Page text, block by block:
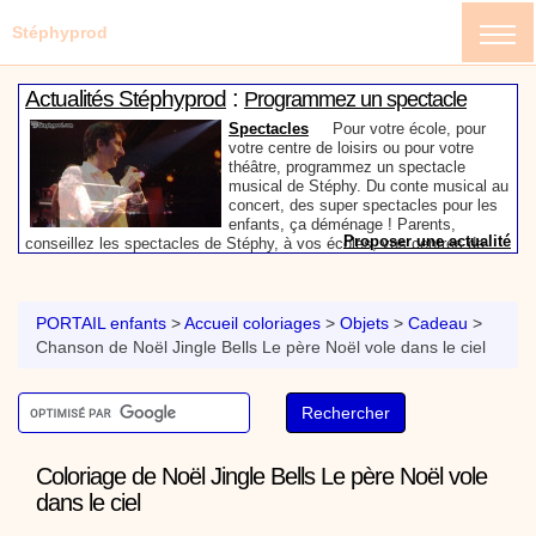
Actualités Stéphyprod : Programmez un spectacle
enfant de Stéphy
Spectacles Pour votre école, pour
votre centre de loisirs ou pour votre
théâtre, programmez un spectacle
musical de Stéphy. Du conte musical au
concert, des super spectacles pour les
enfants, ça déménage ! Parents,
conseillez les spectacles de Stéphy, à vos écoles, vos centres de
Proposer une actualité
conteur vient chez vous pour raconter
les plus belles histoires à vos enfants,
pour les fêtes d’anniversaires, ou pour
emporter par la magie des contes, des
expressions et des mots pour un voyage dans l’imaginaire en
compagnie de Stéphy.
Proposer une actualité
Vidéos Stéphyprod:Chanson La brosse à dents,
dessin animé musicalDessins animés créations
Pour ne pas oublier de
se brosser les dents après le repas, voici une
PORTAIL enfants >Accueil coloriages > Objets > Cadeau >
Chanson de Noël Jingle Bells Le père Noël vole dans le ciel
Coloriage de Noël Jingle Bells Le père Noël vole
dans le ciel
Stéphyprod